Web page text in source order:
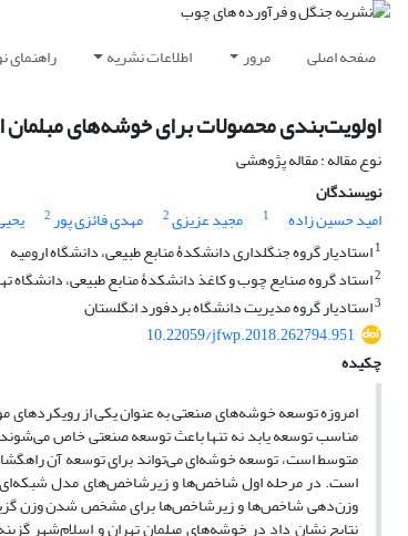
صفحه اصلی مرور اطلاعات نشریه راهنمای
اولویت‌بندی محصولات برای خوشه‌های
نوع مقاله : مقاله پژوهشی
نویسندگان
امید حسین زاده
1 مجید عزیزی2 مهدی فائزی پور2
1استادیار گروه جنگلداری دانشکدۀ منابع طبیعی، دانشگاه ارومیه
2استاد گروه صنایع چوب و کاغذ دانشکدۀ منابع طبیعی، دانشگاه
3استادیار گروه مدیریت دانشگاه بردفورد انگلستان
10.22059/jfwp.2018.262794.951
چکیده
امروزه توسعه خوشه‌های صنعتی به عنوان یکی از
مناسب توسعه یابد نه تنها باعث توسعه صنعتی خاص
است. در مرحله اول شاخص‌ها و زیرشاخص‌های مدل
وزن‌دهی شاخص‌ها و زیرشاخص‌ها برای مشخص شدن وزن